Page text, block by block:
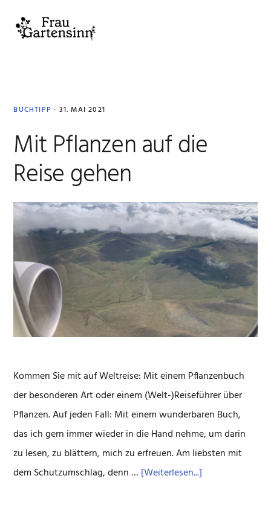
Hauptnavigation
springen
Inhalt
springen
Seitenspalte
springen
Fußzeile
springen
Sievers
BUCHTIPP · 31. MAI 2021
Mit Pflanzen auf die
Reise gehen
Kommen Sie mit auf Weltreise: Mit einem Pflanzenbuch
der besonderen Art oder einem (Welt-)Reiseführer über
Pflanzen. Auf jeden Fall: Mit einem wunderbaren Buch,
das ich gern immer wieder in die Hand nehme, um darin
zu lesen, zu blättern, mich zu erfreuen. Am liebsten mit
dem Schutzumschlag, denn … [Weiterlesen...]